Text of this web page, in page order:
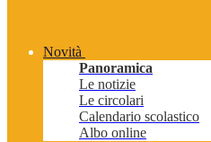
Novità
Panoramica
Le notizie
Le circolari
Calendario scolastico
Albo online